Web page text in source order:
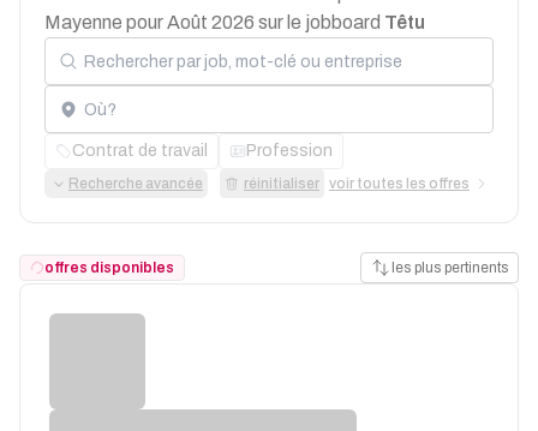
Mayenne pour Août 2026 sur le jobboard Têtu
Rechercher par job, mot-clé ou entreprise
Localisation
Contrat de travail Profession
Recherche avancée réinitialiser voir toutes les offres
offres disponibles les plus pertinents